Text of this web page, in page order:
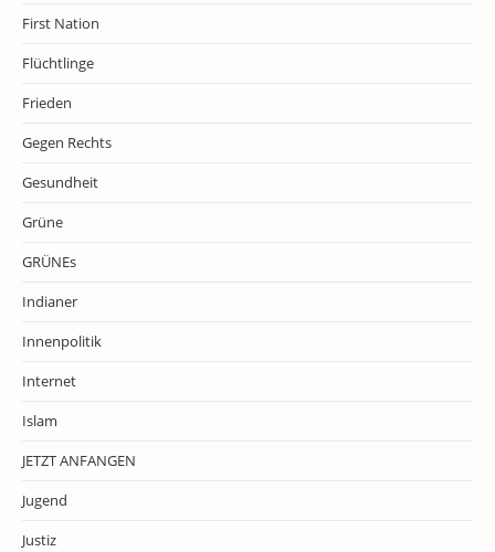
First Nation
Flüchtlinge
Frieden
Gegen Rechts
Gesundheit
Grüne
GRÜNEs
Indianer
Innenpolitik
Internet
Islam
JETZT ANFANGEN
Jugend
Justiz